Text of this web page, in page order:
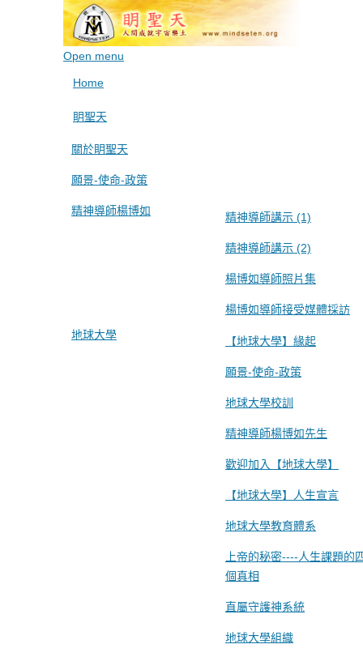
Open menu
Home
眀聖天
關於眀聖天
願景-使命-政策
精神導師楊博如 精神導師講示 (1)
精神導師講示 (2)
楊博如導師照片集
楊博如導師接受媒體採訪
地球大學
【地球大學】緣起
願景-使命-政策
地球大學校訓
精神導師楊博如先生
歡迎加入【地球大學】
【地球大學】人生宣言
地球大學教育體系
上帝的秘密----人生課題的
個真相
直屬守護神系統
地球大學組織